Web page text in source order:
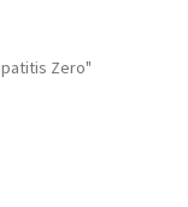
Zero"